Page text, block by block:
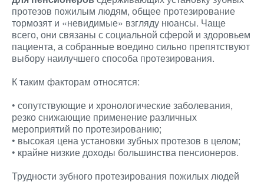
протезов пожилым людям, общее протезирование
тормозят и «невидимые» взгляду нюансы. Чаще
всего, они связаны с социальной сферой и здоровьем
пациента, а собранные воедино сильно препятствуют
выбору наилучшего способа протезирования.
К таким факторам относятся:
• сопутствующие и хронологические заболевания,
резко снижающие применение различных
мероприятий по протезированию;
• высокая цена установки зубных протезов в целом;
• крайне низкие доходы большинства пенсионеров.
Трудности зубного протезирования пожилых людей